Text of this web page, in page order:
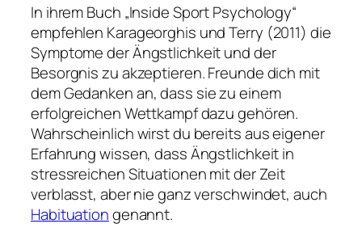
In ihrem Buch „Inside Sport Psychology“
empfehlen Karageorghis und Terry (2011) die
Symptome der Ängstlichkeit und der
Besorgnis zu akzeptieren. Freunde dich mit
dem Gedanken an, dass sie zu einem
erfolgreichen Wettkampf dazu gehören.
Wahrscheinlich wirst du bereits aus eigener
Erfahrung wissen, dass Ängstlichkeit in
stressreichen Situationen mit der Zeit
verblasst, aber nie ganz verschwindet, auch
Habituationgenannt.